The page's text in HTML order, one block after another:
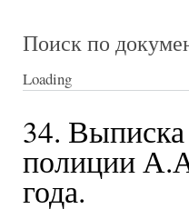
Поиск по
Loading
34. Выписка
полиции
года.